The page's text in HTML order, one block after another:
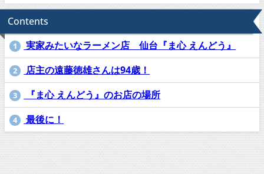
Contents
1 実家みたいなラーメン店 仙台『ま心 えんどう』
2 店主の遠藤徳雄さんは94歳！
3 『ま心 えんどう』のお店の場所
4 最後に！